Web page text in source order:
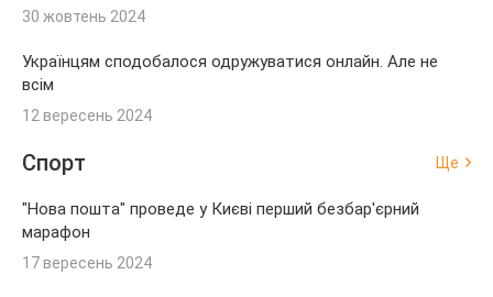
30 жовтень 2024
Українцям сподобалося одружуватися онлайн. Але не
всім
12 вересень 2024
Спорт Ще
"Нова пошта" проведе у Києві перший безбар'єрний
марафон
17 вересень 2024